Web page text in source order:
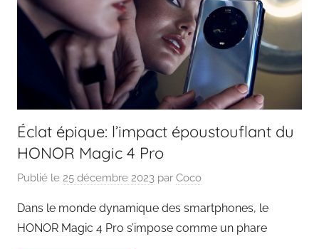
Éclat épique: l’impact époustouflant du
HONOR Magic 4 Pro
Publié le 25 décembre 2023 par Coco
Dans le monde dynamique des smartphones, le
HONOR Magic 4 Pro s’impose comme un phare